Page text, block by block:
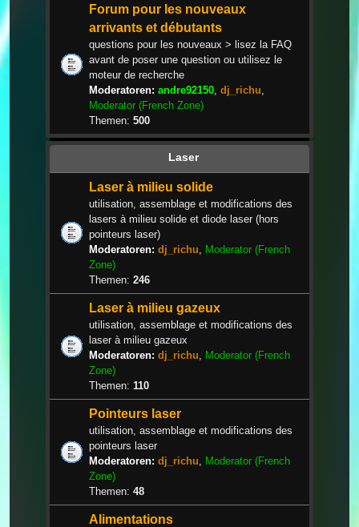
Forum pour les nouveaux
arrivants et débutants
questions pour les nouveaux > lisez la FAQ
avant de poser une question ou utilisez le
moteur de recherche
Moderatoren: andre92150 dj_richu
Moderator (French Zone)
Themen: 500
Laser
Laser à milieu solide
utilisation, assemblage et modifications des
lasers à milieu solide et diode laser (hors
pointeurs laser)
Moderatoren: dj_richu
Moderator (French
Zone)
Themen: 246
Laser à milieu gazeux
utilisation, assemblage et modifications des
laser à milieu gazeux
Moderatoren: dj_richu
Moderator (French
Zone)
Themen: 110
Pointeurs laser
utilisation, assemblage et modifications des
pointeurs laser
Moderatoren: dj_richu
Moderator (French
Zone)
Themen: 48
Alimentations